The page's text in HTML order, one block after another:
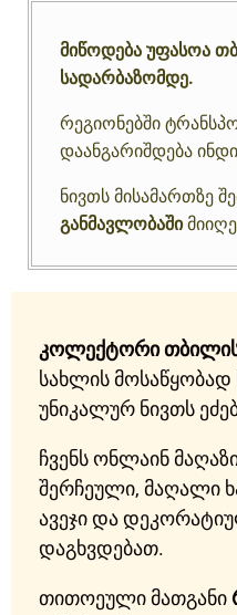
მიწოდება უფასოა
სადარბაზომდე.
რეგიონებში
დაანგარიშდება
ნივთს მისამართზე
განმავლობაში
კოლექტორი
სახლის მოსაწყობად
უნიკალურ ნივთს
ჩვენს ონლაინ
შერჩეული, მაღალი
ავეჯი და
დაგხვდებათ.
თითოეული მათგანი